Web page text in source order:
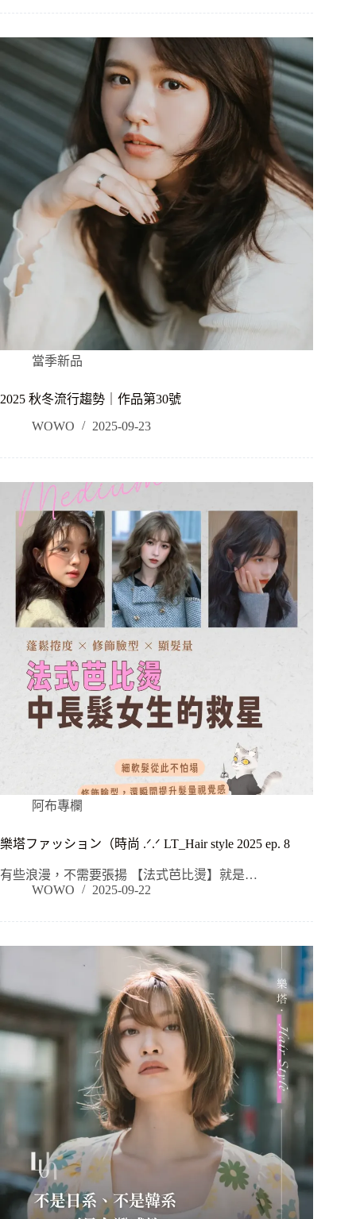
當季新品
2025 秋冬流行趨勢｜作品第30號
WOWO
2025-09-23
阿布專欄
樂塔ファッション（時尚 .ᐟ.ᐟ LT_Hair style 2025 ep. 8
有些浪漫，不需要張揚 【法式芭比燙】就是…
WOWO
2025-09-22